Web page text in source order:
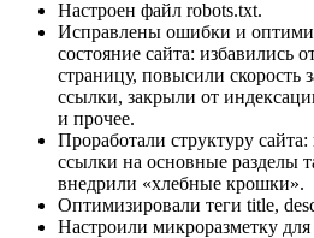
Настроен файл robots.txt.
Исправлены ошибки и
состояние сайта: избавились
страницу, повысили скорость
ссылки, закрыли от
и прочее.
Проработали структуру
ссылки на основные разделы
внедрили «хлебные крошки».
Оптимизировали теги title,
Настроили микроразметку для